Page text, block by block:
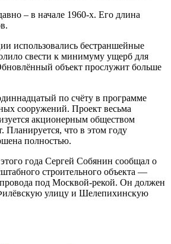
– в начале 1960-х. Его длина
использовались бестраншейные
свести к минимуму ущерб для
объект прослужит больше
по счёту в программе
сооружений. Проект весьма
акционерным обществом
Планируется, что в этом году
полностью.
года Сергей Собянин сообщал о
строительного объекта —
под Москвой-рекой. Он должен
улицу и Шелепихинскую